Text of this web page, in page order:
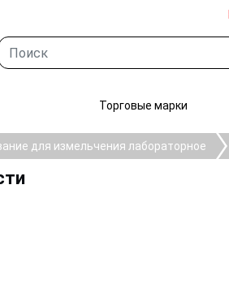
Торговые марки
для измельчения лабораторное